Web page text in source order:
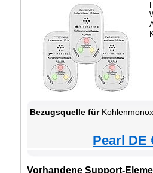
Bezugsquelle für
Pearl DE
Vorhandene Support-